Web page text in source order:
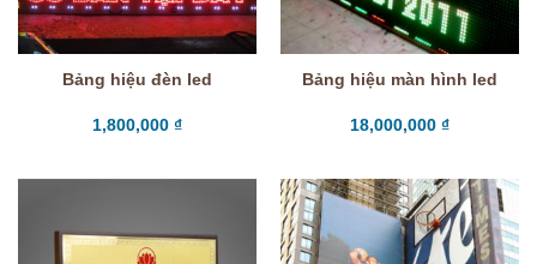
Bảng hiệu đèn led
1,800,000 ₫
Bảng hiệu màn hình led
18,000,000 ₫